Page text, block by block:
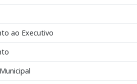
ao Executivo